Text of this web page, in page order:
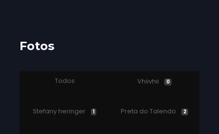
Fotos
Todos Vhiivhii 0
Stefany heringer 1 Preta do Talendo 2